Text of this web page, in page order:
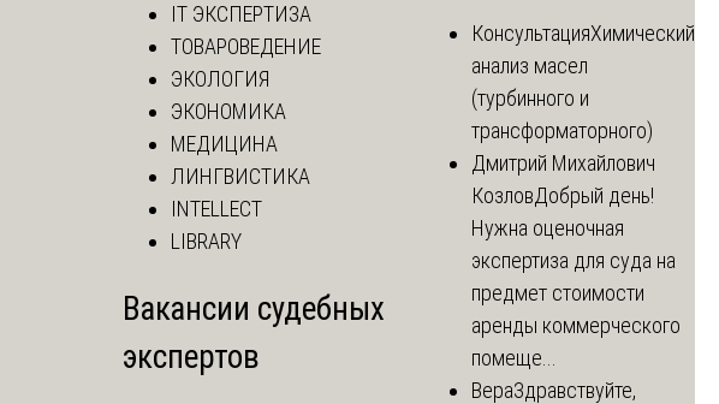
IT ЭКСПЕРТИЗА
ТОВАРОВЕДЕНИЕ
ЭКОЛОГИЯ
ЭКОНОМИКА
МЕДИЦИНА
ЛИНГВИСТИКА
INTELLECT
LIBRARY
Вакансии судебных
экспертов
КонсультацияХимический
анализ масел
(турбинного и
трансформаторного)
Дмитрий Михайлович
КозловДобрый день!
Нужна оценочная
экспертиза для суда на
предмет стоимости
аренды коммерческого
помеще...
ВераЗдравствуйте,